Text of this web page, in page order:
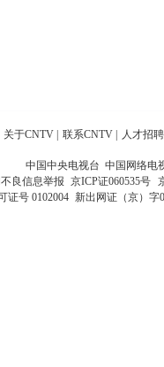
关于CNTV 联系CNTV 人才招聘
中国中央电视台 中国网络电
良信息举报 京ICP证060535号
证号 0102004 新出网证（京）